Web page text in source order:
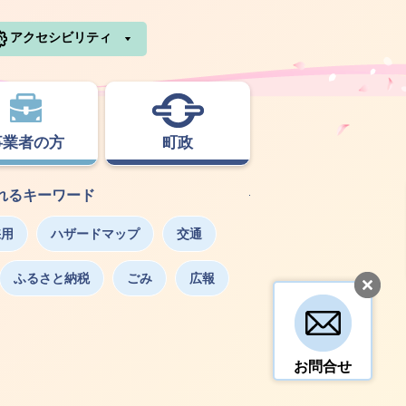
アクセシビリティ
者の方 町政
るキーワード
ハザードマップ 交通
ふるさと納税 ごみ 広報
お問合せ